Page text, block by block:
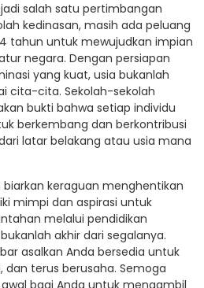
salah satu pertimbangan
kedinasan, masih ada peluang
tahun untuk mewujudkan impian
negara. Dengan persiapan
yang kuat, usia bukanlah
cita-cita. Sekolah-sekolah
bukti bahwa setiap individu
berkembang dan berkontribusi
latar belakang atau usia mana
keraguan menghentikan
mimpi dan aspirasi untuk
melalui pendidikan
akhir dari segalanya.
asalkan Anda bersedia untuk
dan terus berusaha. Semoga
bagi Anda untuk mengambil